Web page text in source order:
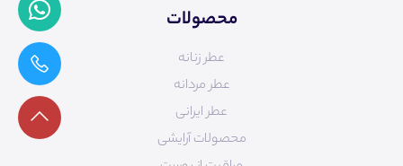
محصولات
عطر زنانه
عطر مردانه
عطر ایرانی
محصولات آرایشی